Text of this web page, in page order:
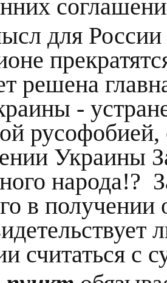
для России
решена
-
Украины
народа!?
в
считаться с